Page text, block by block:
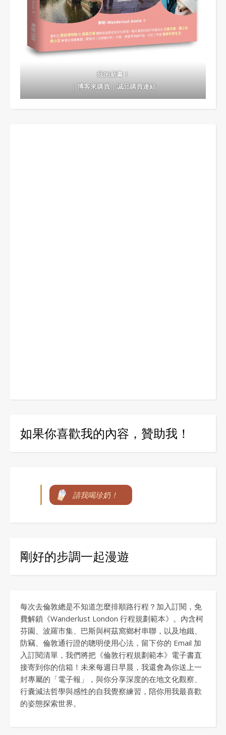
我的新書！
｜博客來購買｜誠品購買連結
如果你喜歡我的內容，贊助我！
請我喝珍奶！
剛好的步調一起漫遊
每次去倫敦總是不知道怎麼排順路行程？加入訂閱，免
費解鎖《Wanderlust London 行程規劃範本》。內含柯
芬園、波羅市集、巴斯與柯茲窩鄉村串聯，以及地鐵、
防竊、倫敦通行證的聰明使用心法，留下你的 Email 加
入訂閱清單，我們將把《倫敦行程規劃範本》電子書直
接寄到你的信箱！未來每週日早晨，我還會為你送上一
封專屬的「電子報」，與你分享深度的在地文化觀察、
行囊減法哲學與感性的自我覺察練習，陪你用我最喜歡
的姿態探索世界。